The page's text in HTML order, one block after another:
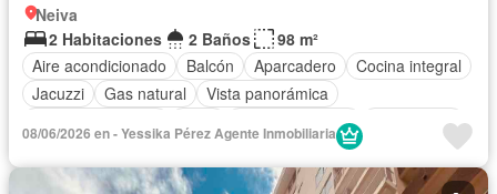
Neiva
2 Habitaciones
2 Baños
98 m²
Aire acondicionado
Balcón Aparcadero
Cocina integral
Jacuzzi
Gas natural
Vista panorámica
Tanque de agua
Área infantil
Jardín
Barbecue
Caseta de vigilancia Gimnasio
Ascensor
08/06/2026 en - Yessika Pérez Agente Inmobiliaria